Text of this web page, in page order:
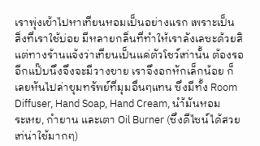
เราพุ่งเข้าไปหาเทียนหอมเป็นอย่างแรก เพราะเป็น
สิ่งที่เราใช้บ่อย มีหลายกลิ่นที่ทำให้เราลังเลซะด้วยสิ
แต่ทางร้านแจ้งว่าเทียนเป็นแค่ตัวโชว์เท่านั้น ต้องรอ
อีกแป๊บนึงจึงจะมีวางขาย เราจึงอกหักเล็กน้อย ก็
เลยหันไปล่าขุมทรัพย์ที่มุมอื่นๆแทน ซึ่งมีทั้ง Room
Diffuser, Hand Soap, Hand Cream, นำ้มันหอม
ระเหย, กำยาน และเตา Oil Burner (ซึ่งดีไซน์ได้สวย
เท่น่าใช้มากๆ)